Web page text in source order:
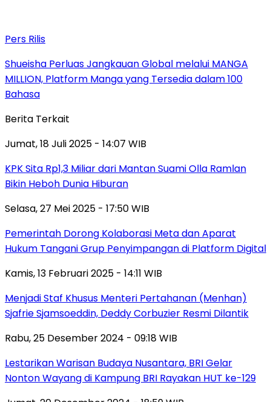
Pers Rilis
Shueisha Perluas Jangkauan Global melalui MANGA
MILLION, Platform Manga yang Tersedia dalam 100
Bahasa
Berita Terkait
Jumat, 18 Juli 2025 - 14:07 WIB
KPK Sita Rp1,3 Miliar dari Mantan Suami Olla Ramlan
Bikin Heboh Dunia Hiburan
Selasa, 27 Mei 2025 - 17:50 WIB
Pemerintah Dorong Kolaborasi Meta dan Aparat
Hukum Tangani Grup Penyimpangan di Platform Digital
Kamis, 13 Februari 2025 - 14:11 WIB
Menjadi Staf Khusus Menteri Pertahanan (Menhan)
Sjafrie Sjamsoeddin, Deddy Corbuzier Resmi Dilantik
Rabu, 25 Desember 2024 - 09:18 WIB
Lestarikan Warisan Budaya Nusantara, BRI Gelar
Nonton Wayang di Kampung BRI Rayakan HUT ke-129